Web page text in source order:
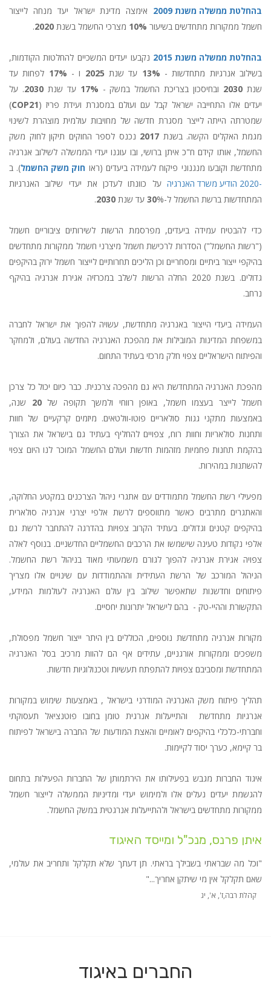
בהחלטת ממשלה משנת 2009
אימצה מדינת ישראל יעד מנחה לייצור
חשמל ממקורות מתחדשים בשיעור 10% מצרכי החשמל בשנת 2020
.
בהחלטת ממשלה משנת 2015
נקבעו יעדים המשכיים להחלטות הקודמות,
בשילוב אנרגיות מתחדשות - 13% עד שנת 2025 ו - 17% לפחות עד
שנת 2030 ובחיסכון בצריכת החשמל במשק - 17% עד שנת2030. על
יעדים אלו התחייבה ישראל קבל עם ועולם במסגרת ועידת פריז (COP21
)
שמטרתה הייתה לייצר מסגרת חדשה של מחויבות עולמית מוצהרת לשינוי
מגמת האקלים הקשה. בשנת 2017 נכנס לספר החוקים תיקון לחוק משק
החשמל, אותו קידם ח"כ איתן ברושי, ובו עוגנו יעדי הממשלה לשילוב אנרגיה
מתחדשת וקובעו מנגנוני פיקוח לעמידה ביעדים (ראו חוק משק החשמל). ב
-2020 הודיע משרד האנרגיה
על כוונתו לעדכן את יעדי שילוב האנרגיות
המתחדשות ברשת החשמל ל-
30% עד שנת 2030
.
כדי להבטיח עמידה ביעדים, מפרסמת הרשות לשירותים ציבוריים חשמל
("רשות החשמל") הסדרות לרכישת חשמל מיצרני חשמל ממקורות מתחדשים
בהיקפי ייצור ביתיים ומסחריים וכן הליכים תחרותיים לייצור חשמל ירוק בהיקפים
גדולים. בשנת 2020 החלה הרשות לשלב במכרזיה אגירת אנרגיה בהיקף
נרחב.
העמידה ביעדי הייצור באנרגיה מתחדשת, עשויה להפוך את ישראל לחברה
במשפחת המדינות המובילות את מהפכת האנרגיה החדשה בעולם, ולמחקר
והפיתוח הישראליים צפוי חלק מרכזי בעתיד התחום.
מהפכת האנרגיה המתחדשת היא גם מהפכה צרכנית. כבר כיום יכול כל צרכן
חשמל לייצר בעצמו חשמל, באופן רווחי ולמשך תקופה של20 שנה,
באמצעות מתקני גגות סולאריים פוטו-וולטאים. מיזמים קרקעיים של חוות
ותחנות סולאריות וחוות רוח, צפויים להחליף בעתיד גם בישראל את הצורך
בהקמת תחנות פחמיות מזהמות חדשות ועולם החשמל המוכר לנו היום צפוי
להשתנות במהירות.
מפעילי רשת החשמל מתמודדים עם אתגרי ניהול הצרכנים במקטע החלוקה,
והאתגרים מתרבים כאשר מתווספים לרשת אלפי יצרני אנרגיה סולארית
בהיקפים קטנים וגדולים. בעתיד הקרוב צפויות בהדרגה להתחבר לרשת גם
אלפי נקודות טעינה שישמשו את הרכבים החשמליים החדשניים. בנוסף לאלה
צפויה אגירת אנרגיה להפוך לגורם משמעותי מאוד בניהול רשת החשמל.
הניהול המורכב של הרשת העתידית וההתמודדות עם שינויים אלו מצריך
פיתוחים וחדשנות שתאפשר שילוב בין עולם האנרגיה לעולמות המידע,
התקשורת וההיי-טק - בהם לישראל יתרונות יחסיים.
מקורות אנרגיה מתחדשת נוספים, הכוללים בין היתר ייצור חשמל מפסולת,
משפכים וממקורות אורגניים, עתידים אף הם להוות מרכיב בסל האנרגיה
המתחדשת ומסביבם צפויות להתפתח תעשיות וטכנולוגיות חדשות.
תהליך פיתוח משק האנרגיה המודרני בישראל , באמצעות שימוש במקורות
אנרגיות מתחדשת והתייעלות אנרגית טומן בחובו פוטנציאל תעסוקתי
וחברתי-כלכלי בהיקפים לאומיים והאצת המודעות של החברה בישראל לפיתוח
בר קיימא, כערך יסוד לקיימות.
איגוד החברות מגבש בפעילותו את הירתמותן של החברות הפעילות בתחום
להגשמת יעדים נעלים אלו ולמימוש יעדי ומדיניות הממשלה לייצור חשמל
ממקורות מתחדשים בישראל ולהתייעלות אנרגטית במשק החשמל.
איתן פרנס, מנכ"ל ומייסד האיגוד
"וכל מה שבראתי בשבילך בראתי. תן דעתך שלא תקלקל ותחריב את עולמי,
שאם תקלקל אין מי שיתקן אחריך..."
קהלת רבה,ז', א', יג
החברים באיגוד